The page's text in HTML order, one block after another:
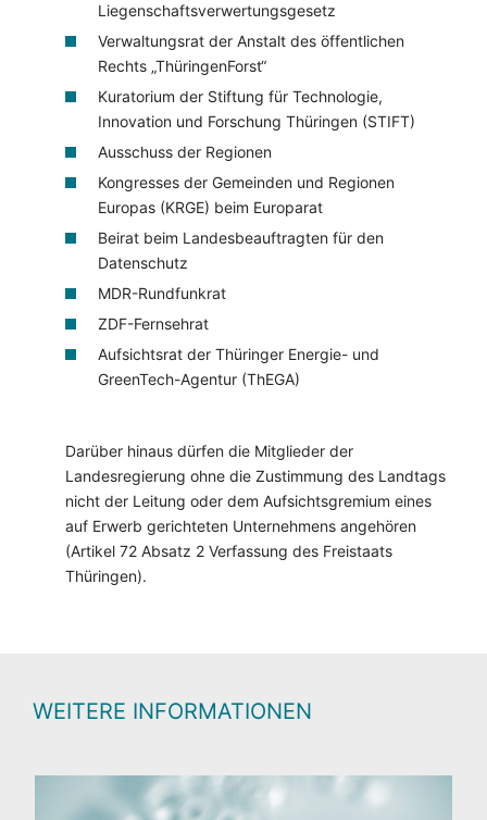
Liegenschaftsverwertungsgesetz
Verwaltungsrat der Anstalt des öffentlichen
Rechts „ThüringenForst“
Kuratorium der Stiftung für Technologie,
Innovation und Forschung Thüringen (STIFT)
Ausschuss der Regionen
Kongresses der Gemeinden und Regionen
Europas (KRGE) beim Europarat
Beirat beim Landesbeauftragten für den
Datenschutz
MDR-Rundfunkrat
ZDF-Fernsehrat
Aufsichtsrat der Thüringer Energie- und
GreenTech-Agentur (ThEGA)
Darüber hinaus dürfen die Mitglieder der
Landesregierung ohne die Zustimmung des Landtags
nicht der Leitung oder dem Aufsichtsgremium eines
auf Erwerb gerichteten Unternehmens angehören
(Artikel 72 Absatz 2 Verfassung des Freistaats
Thüringen).
WEITERE INFORMATIONEN